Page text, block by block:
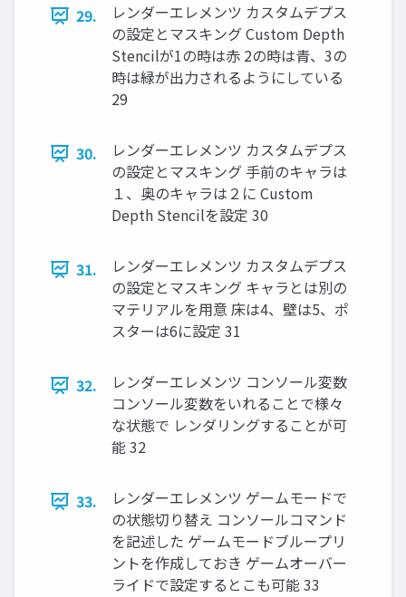
29.
レンダーエレメンツ カスタムデプス
の設定とマスキング Custom Depth
Stencilが1の時は赤 2の時は青、3の
時は緑が出力されるようにしている
29
30.
レンダーエレメンツ カスタムデプス
の設定とマスキング 手前のキャラは
１、奥のキャラは２に Custom
Depth Stencilを設定 30
31.
レンダーエレメンツ カスタムデプス
の設定とマスキング キャラとは別の
マテリアルを用意 床は4、壁は5、ポ
スターは6に設定 31
32.
レンダーエレメンツ コンソール変数
コンソール変数をいれることで様々
な状態で レンダリングすることが可
能 32
33.
レンダーエレメンツ ゲームモードで
の状態切り替え コンソールコマンド
を記述した ゲームモードブループリ
ントを作成しておき ゲームオーバー
ライドで設定するとこも可能 33